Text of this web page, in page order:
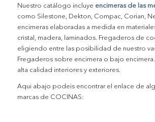
Nuestro catálogo incluye encimeras de las
como Silestone, Dekton, Compac, Corian,
encimeras elaboradas a medida en
cristal, madera, laminados. Fregaderos de
eligiendo entre las posibilidad de nuestro
Fregaderos sobre encimera o bajo
alta calidad interiores y exteriores.
Aqui abajo podeis encontrar el enlace de
marcas de COCINAS: